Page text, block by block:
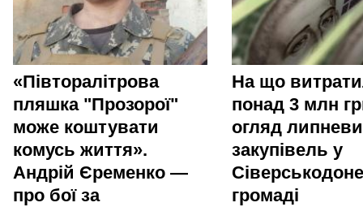
«Півторалітрова
пляшка "Прозорої"
може коштувати
комусь життя».
Андрій Єременко —
про бої за
На що
понад 3 млн
огляд
закупівель у
громаді